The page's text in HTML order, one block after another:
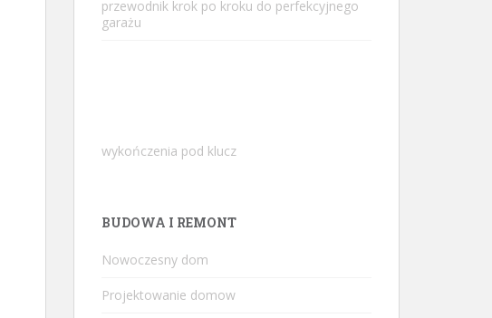
przewodnik krok po kroku do perfekcyjnego
garażu
wykończenia pod klucz
BUDOWA I REMONT
Nowoczesny dom
Projektowanie domow